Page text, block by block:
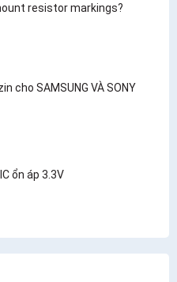
resistor markings?
cho SAMSUNG VÀ SONY
ổn áp 3.3V